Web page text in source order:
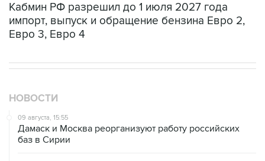
Кабмин РФ разрешил до 1 июля 2027 года
импорт, выпуск и обращение бензина Евро 2,
Евро 3, Евро 4
НОВОСТИ
09 августа, 15:55
Дамаск и Москва реорганизуют работу российских
баз в Сирии